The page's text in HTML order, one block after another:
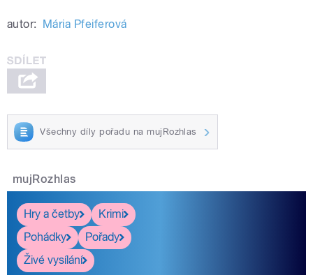
autor: Mária Pfeiferová
Všechny díly pořadu na mujRozhlas
mujRozhlas
Hry a četby
Krimi
Pohádky
Pořady
Živé vysílání